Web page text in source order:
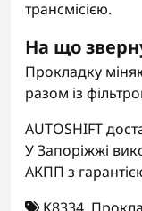
трансмісією.
На що
Прокладку
разом із
AUTOSHIFT
У Запоріжжі
АКПП з